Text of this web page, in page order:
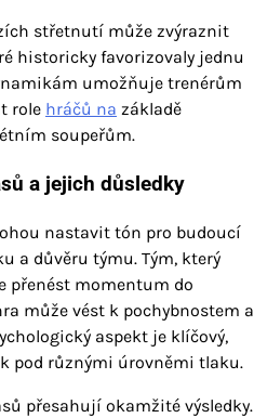
střetnutí může zvýraznit
historicky favorizovaly jednu
umožňuje trenérům
role hráčů na základě
soupeřům.
a jejich důsledky
nastavit tón pro budoucí
a důvěru týmu. Tým, který
přenést momentum do
může vést k pochybnostem a
aspekt je klíčový,
pod různými úrovněmi tlaku.
přesahují okamžité výsledky.